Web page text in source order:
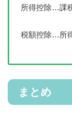
所得控除…課
税額控除…所
まとめ